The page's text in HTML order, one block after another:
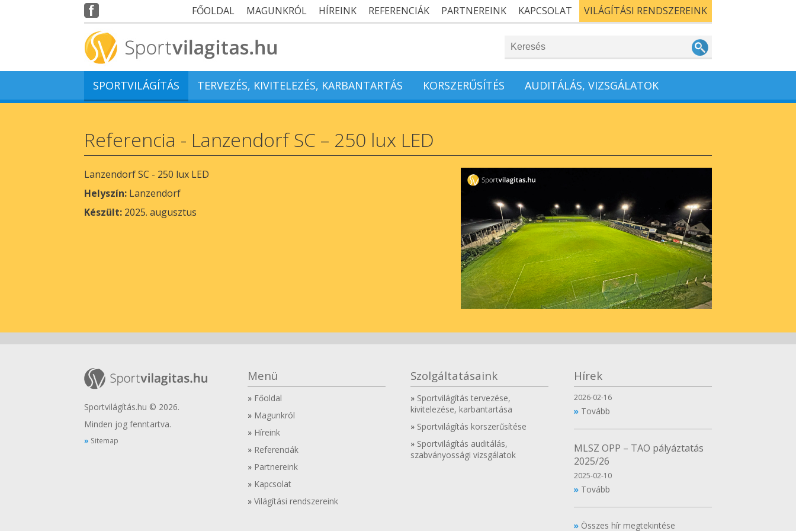
FŐOLDAL MAGUNKRÓL HÍREINK REFERENCIÁK PARTNEREINK KAPCSOLAT VILÁGÍTÁSI RENDSZEREINK
SPORTVILÁGÍTÁS TERVEZÉS, KIVITELEZÉS, KARBANTARTÁS KORSZERŰSÍTÉS AUDITÁLÁS, VIZSGÁLATOK
Referencia - Lanzendorf SC – 250 lux LED
Lanzendorf SC - 250 lux LED
Helyszín: Lanzendorf
Készült: 2025. augusztus
Sportvilágítás.hu © 2026.
Minden jog fenntartva.
Sitemap
Menü
Főoldal
Magunkról
Híreink
Referenciák
Partnereink
Kapcsolat
Világítási rendszereink
Szolgáltatásaink
Sportvilágítás tervezése,
kivitelezése, karbantartása
Sportvilágítás korszerűsítése
Sportvilágítás auditálás,
szabványossági vizsgálatok
Hírek
2026-02-16
Tovább
MLSZ OPP – TAO pályáztatás
2025/26
2025-02-10
Tovább
Összes hír megtekintése